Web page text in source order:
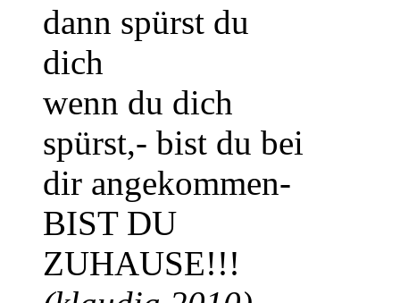
dann spürst du
dich
wenn du dich
spürst,- bist du bei
dir angekommen-
BIST DU
ZUHAUSE!!!